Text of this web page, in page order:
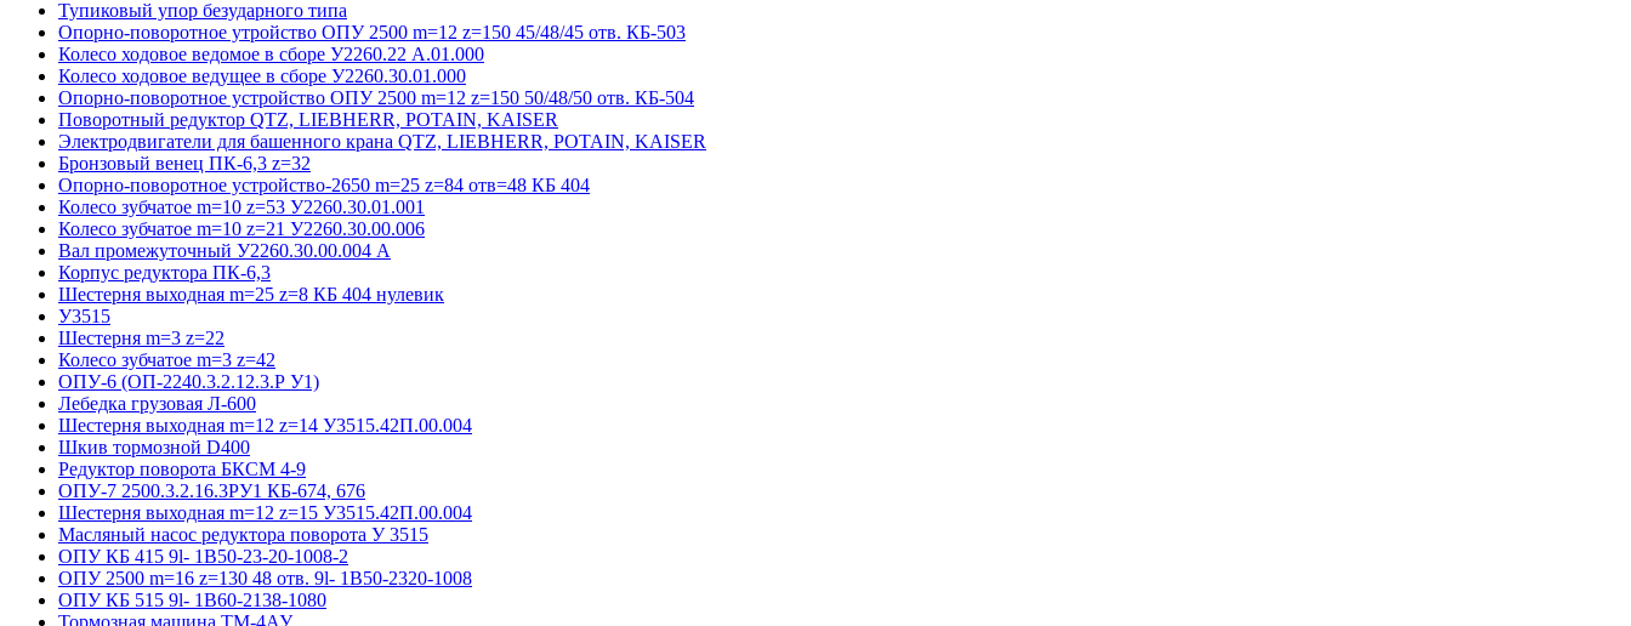
Тупиковый упор безударного типа
Опорно-поворотное утройство ОПУ 2500 m=12 z=150 45/48/45 отв. КБ-503
Колесо ходовое ведомое в сборе У2260.22 А.01.000
Колесо ходовое ведущее в сборе У2260.30.01.000
Опорно-поворотное устройство ОПУ 2500 m=12 z=150 50/48/50 отв. КБ-504
Поворотный редуктор QTZ, LIEBHERR, POTAIN, KAISER
Электродвигатели для башенного крана QTZ, LIEBHERR, POTAIN, KAISER
Бронзовый венец ПК-6,3 z=32
Опорно-поворотное устройство-2650 m=25 z=84 отв=48 КБ 404
Колесо зубчатое m=10 z=53 У2260.30.01.001
Колесо зубчатое m=10 z=21 У2260.30.00.006
Вал промежуточный У2260.30.00.004 А
Корпус редуктора ПК-6,3
Шестерня выходная m=25 z=8 КБ 404 нулевик
У3515
Шестерня m=3 z=22
Колесо зубчатое m=3 z=42
ОПУ-6 (ОП-2240.3.2.12.3.Р У1)
Лебедка грузовая Л-600
Шестерня выходная m=12 z=14 У3515.42П.00.004
Шкив тормозной D400
Редуктор поворота БКСМ 4-9
ОПУ-7 2500.3.2.16.3РУ1 КБ-674, 676
Шестерня выходная m=12 z=15 У3515.42П.00.004
Масляный насос редуктора поворота У 3515
ОПУ КБ 415 9l- 1B50-23-20-1008-2
ОПУ 2500 m=16 z=130 48 отв. 9l- 1B50-2320-1008
ОПУ КБ 515 9l- 1B60-2138-1080
Тормозная машина ТМ-4АУ